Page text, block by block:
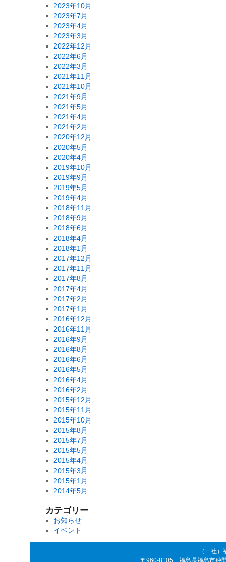
2023年10月
2023年7月
2023年4月
2023年3月
2022年12月
2022年6月
2022年3月
2021年11月
2021年10月
2021年9月
2021年5月
2021年4月
2021年2月
2020年12月
2020年5月
2020年4月
2019年10月
2019年9月
2019年5月
2019年4月
2018年11月
2018年9月
2018年6月
2018年4月
2018年1月
2017年12月
2017年11月
2017年8月
2017年4月
2017年2月
2017年1月
2016年12月
2016年11月
2016年9月
2016年8月
2016年6月
2016年5月
2016年4月
2016年2月
2015年12月
2015年11月
2015年10月
2015年8月
2015年7月
2015年5月
2015年4月
2015年3月
2015年1月
2014年5月
カテゴリー
お知らせ
イベント
（一社
〒960-8105 福島県福島市仲